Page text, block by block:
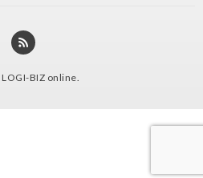
LOGI-BIZ online